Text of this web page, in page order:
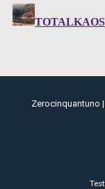
Zerocinquantuno